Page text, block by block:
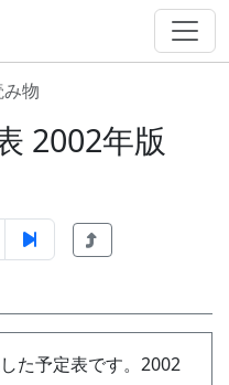
物
2002年版
た予定表です。2002